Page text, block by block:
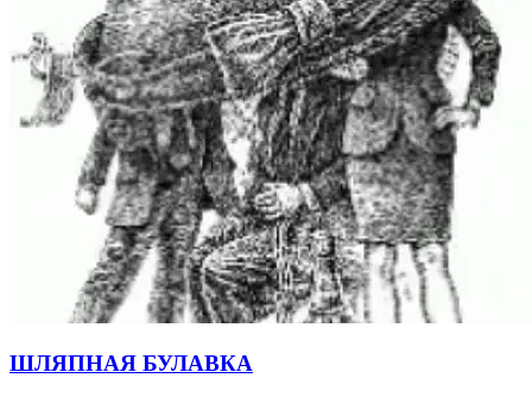
ШЛЯПНАЯ БУЛАВКА